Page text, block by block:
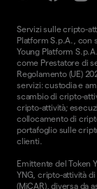
Servizi sulle cripto-
Platform S.p.A., con
Young Platform
come Prestatore di
Regolamento (UE)
servizi: custodia e
scambio di cripto-
cripto-attività;
collocamento di
portafoglio sulle
clienti.
Emittente del Token
YNG, cripto-attività
(MiCAR), diversa da